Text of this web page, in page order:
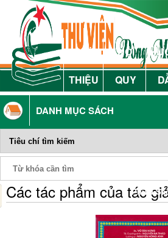
GIỚI
THIỆU
NỘI
QUY
DANH MỤC SÁCH
Phiếu
Các tác phẩm của tác